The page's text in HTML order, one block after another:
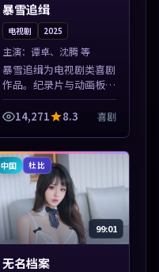
暴雪追缉
电视剧 2025
主演： 谭卓、沈腾 等
暴雪追缉为电视剧类喜剧
作品。纪录片与动画板块
同步更新，亚洲影视一站
式导览，支持关键词检索
凑，值得加入...
14,271 8.3 喜剧
中国 杜比
99:01
无名档案